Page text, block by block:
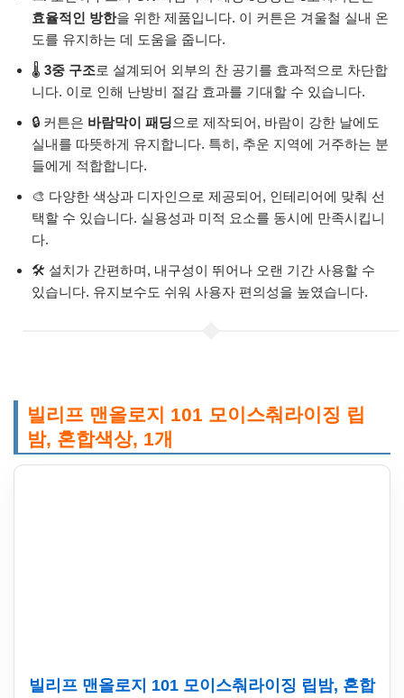
효율적인 방한을 위한 제품입니다. 이 커튼은 겨울철 실내 온
도를 유지하는 데 도움을 줍니다.
🌡️ 3중 구조로 설계되어 외부의 찬 공기를 효과적으로 차단합
니다. 이로 인해 난방비 절감 효과를 기대할 수 있습니다.
🔒 커튼은 바람막이 패딩으로 제작되어, 바람이 강한 날에도
실내를 따뜻하게 유지합니다. 특히, 추운 지역에 거주하는 분
들에게 적합합니다.
🎨 다양한 색상과 디자인으로 제공되어, 인테리어에 맞춰 선
택할 수 있습니다. 실용성과 미적 요소를 동시에 만족시킵니
다.
🛠️ 설치가 간편하며, 내구성이 뛰어나 오랜 기간 사용할 수
있습니다. 유지보수도 쉬워 사용자 편의성을 높였습니다.
빌리프 맨올로지 101 모이스춰라이징 립
밤, 혼합색상, 1개
빌리프 맨올로지 101 모이스춰라이징 립밤, 혼합